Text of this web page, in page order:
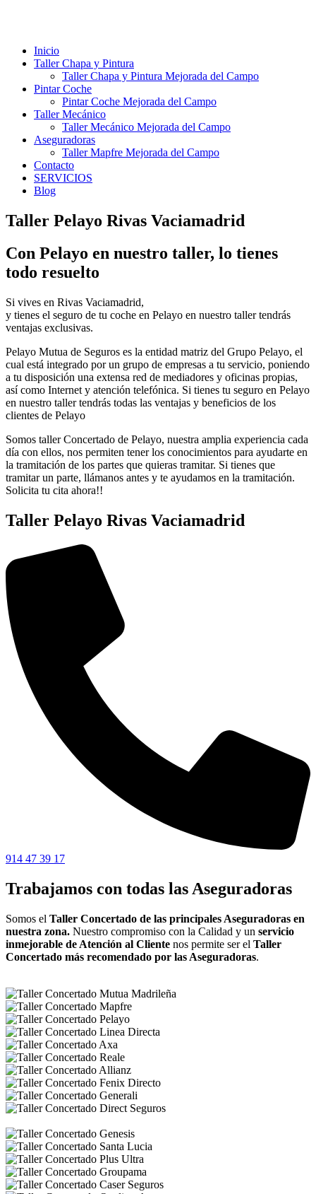
Inicio
Taller Chapa y Pintura
Taller Chapa y Pintura Mejorada del Campo
Pintar Coche
Pintar Coche Mejorada del Campo
Taller Mecánico
Taller Mecánico Mejorada del Campo
Aseguradoras
Taller Mapfre Mejorada del Campo
Contacto
SERVICIOS
Blog
Taller Pelayo Rivas Vaciamadrid
Con Pelayo en nuestro taller, lo tienes
todo resuelto
Si vives en Rivas Vaciamadrid,
y tienes el seguro de tu coche en Pelayo en nuestro taller tendrás
ventajas exclusivas.
Pelayo Mutua de Seguros es la entidad matriz del Grupo Pelayo, el
cual está integrado por un grupo de empresas a tu servicio, poniendo
a tu disposición una extensa red de mediadores y oficinas propias,
así como Internet y atención telefónica. Si tienes tu seguro en Pelayo
en nuestro taller tendrás todas las ventajas y beneficios de los
clientes de Pelayo
Somos taller Concertado de Pelayo, nuestra amplia experiencia cada
día con ellos, nos permiten tener los conocimientos para ayudarte en
la tramitación de los partes que quieras tramitar. Si tienes que
tramitar un parte, llámanos antes y te ayudamos en la tramitación.
Solicita tu cita ahora!!
Taller Pelayo Rivas Vaciamadrid
914 47 39 17
Trabajamos con todas las Aseguradoras
Somos el Taller Concertado de las principales Aseguradoras en
nuestra zona. Nuestro compromiso con la Calidad y un servicio
inmejorable de Atención al Cliente nos permite ser el Taller
Concertado más recomendado por las Aseguradoras.